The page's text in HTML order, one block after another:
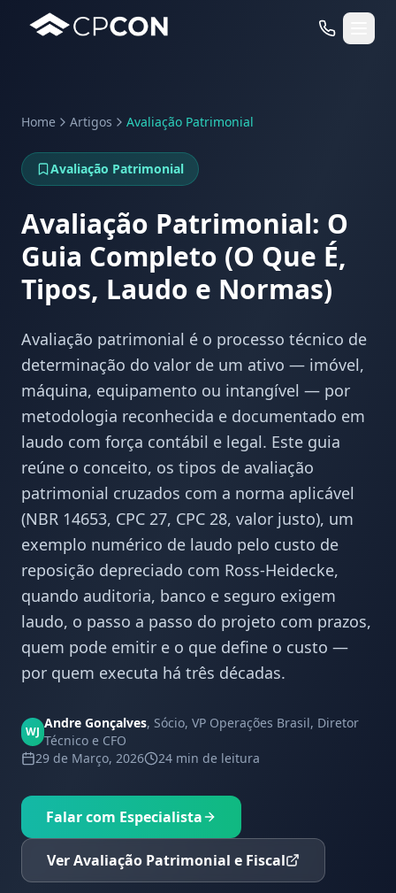
Serviços
Casos de Uso RFID
WhatsApp Fale Conosco
Home Artigos Avaliação Patrimonial
Avaliação Patrimonial
Avaliação Patrimonial: O
Guia Completo (O Que É,
Tipos, Laudo e Normas)
Avaliação patrimonial é o processo técnico de
determinação do valor de um ativo — imóvel,
máquina, equipamento ou intangível — por
metodologia reconhecida e documentado em
laudo com força contábil e legal. Este guia
reúne o conceito, os tipos de avaliação
patrimonial cruzados com a norma aplicável
(NBR 14653, CPC 27, CPC 28, valor justo), um
exemplo numérico de laudo pelo custo de
reposição depreciado com Ross-Heidecke,
quando auditoria, banco e seguro exigem
laudo, o passo a passo do projeto com prazos,
quem pode emitir e o que define o custo —
por quem executa há três décadas.
WJ
Andre Gonçalves, Sócio, VP Operações Brasil, Diretor
Técnico e CFO
29 de Março, 2026
24 min de leitura
Falar com Especialista
Ver Avaliação Patrimonial e Fiscal